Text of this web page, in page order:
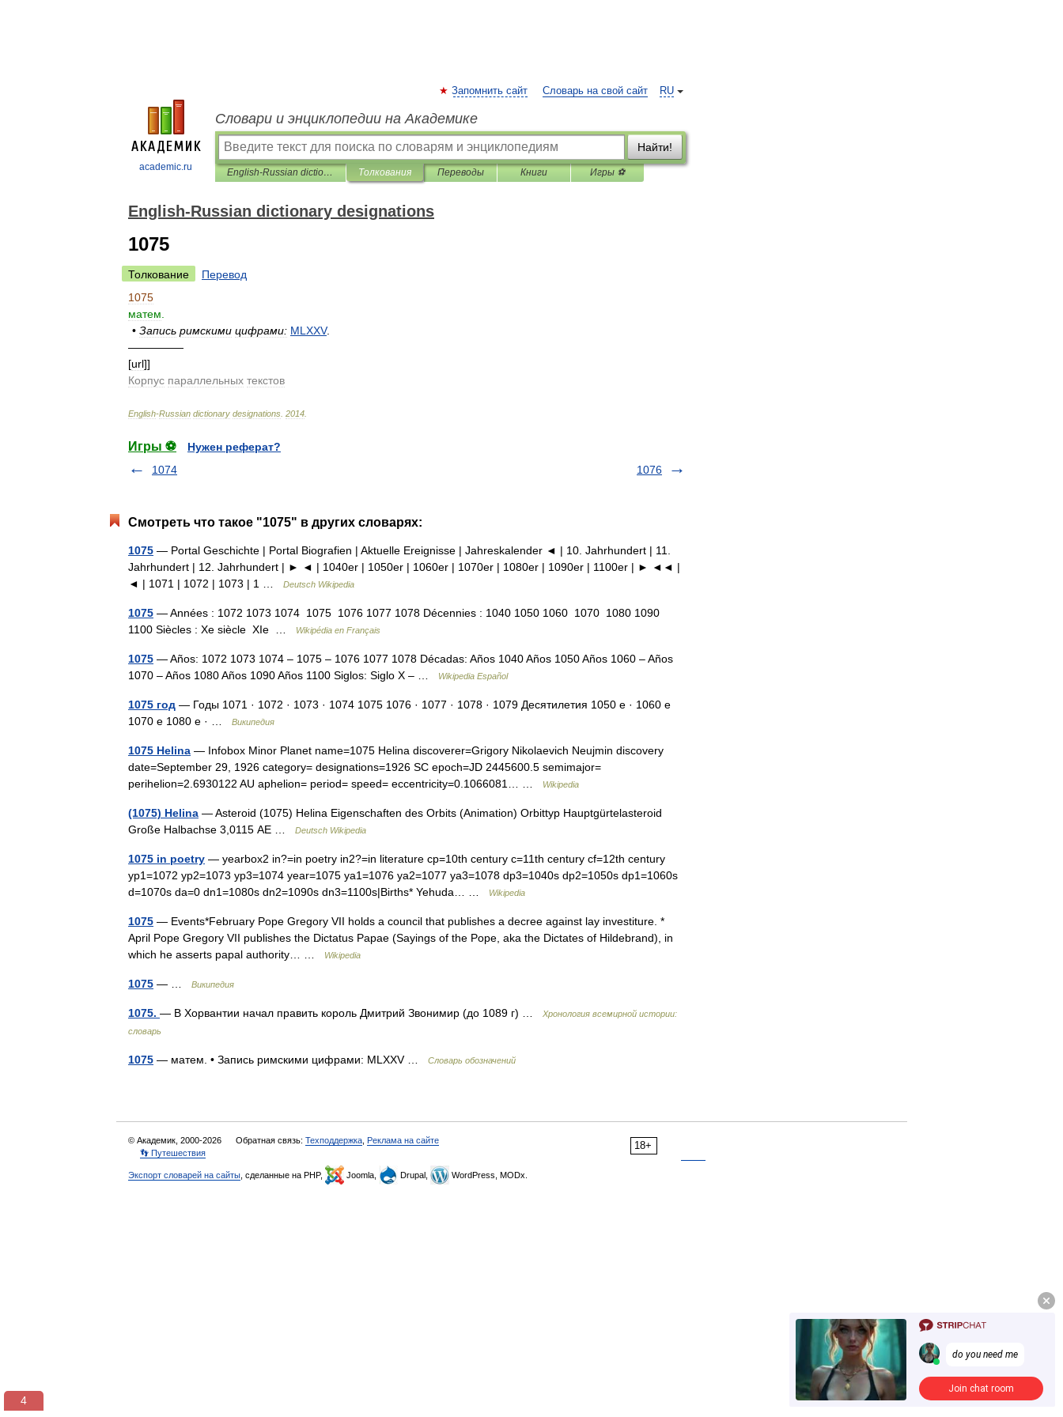
academic.ru
RU
Запомнить сайт Словарь на свой сайт
Словари и энциклопедии на Академике
Найти!
English-Russian dictionary designations Толкования Переводы Книги Игры ⚽
English-Russian dictionary designations
1075
Толкование
Перевод
1075
матем
• Запись римскими цифрами: MLXXV.
—————
[url]]
Корпус параллельных текстов
English-Russian dictionary designations 2014
Игры ⚽
Нужен реферат?
1074
1076
Смотреть что такое "1075" в других словарях:
1075 — Portal Geschichte | Portal Biografien | Aktuelle Ereignisse | Jahreskalender ◄ | 10. Jahrhundert | 11.
Jahrhundert | 12. Jahrhundert | ► ◄ | 1040er | 1050er | 1060er | 1070er | 1080er | 1090er | 1100er | ► ◄◄ |
◄ | 1071 | 1072 | 1073 | 1 …
Deutsch Wikipedia
1075 — Années : 1072 1073 1074 1075 1076 1077 1078 Décennies : 1040 1050 1060 1070 1080 1090
1100 Siècles : Xe siècle XIe …
Wikipédia en Français
1075 — Años: 1072 1073 1074 – 1075 – 1076 1077 1078 Décadas: Años 1040 Años 1050 Años 1060 – Años
1070 – Años 1080 Años 1090 Años 1100 Siglos: Siglo X – …
Wikipedia Español
1075 год — Годы 1071 · 1072 · 1073 · 1074 1075 1076 · 1077 · 1078 · 1079 Десятилетия 1050 е · 1060 е
1070 е 1080 е · …
Википедия
1075 Helina — Infobox Minor Planet name=1075 Helina discoverer=Grigory Nikolaevich Neujmin discovery
date=September 29, 1926 category= designations=1926 SC epoch=JD 2445600.5 semimajor=
perihelion=2.6930122 AU aphelion= period= speed= eccentricity=0.1066081… …
Wikipedia
(1075) Helina — Asteroid (1075) Helina Eigenschaften des Orbits (Animation) Orbittyp Hauptgürtelasteroid
Große Halbachse 3,0115 AE …
Deutsch Wikipedia
1075 in poetry — yearbox2 in?=in poetry in2?=in literature cp=10th century c=11th century cf=12th century
yp1=1072 yp2=1073 yp3=1074 year=1075 ya1=1076 ya2=1077 ya3=1078 dp3=1040s dp2=1050s dp1=1060s
d=1070s da=0 dn1=1080s dn2=1090s dn3=1100s|Births* Yehuda… …
Wikipedia
1075 — Events*February Pope Gregory VII holds a council that publishes a decree against lay investiture. *
April Pope Gregory VII publishes the Dictatus Papae (Sayings of the Pope, aka the Dictates of Hildebrand), in
which he asserts papal authority… …
Wikipedia
1075 — … Википедия
1075. — В Хорвантии начал править король Дмитрий Звонимир (до 1089 г) …
Хронология всемирной истории:
словарь
1075 — матем. • Запись римскими цифрами: MLXXV … Словарь обозначений
18+
© Академик, 2000-2026 Обратная связь: Техподдержка Реклама на сайте
👣 Путешествия
Экспорт словарей на сайты , сделанные на PHP, Joomla, Drupal, WordPress, MODx.
3